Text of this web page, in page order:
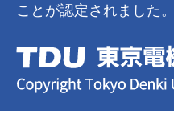
ことが認定されました。